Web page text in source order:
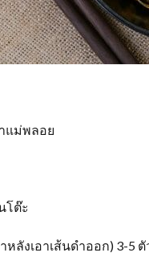
แม่พลอย
โต๊ะ
หลังเอาเส้นดําออก) 3-5